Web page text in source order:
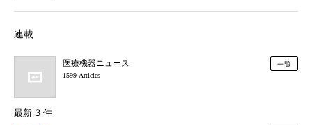
連載
医療機器ニュース
1599 Articles
一覧
最新 3 件